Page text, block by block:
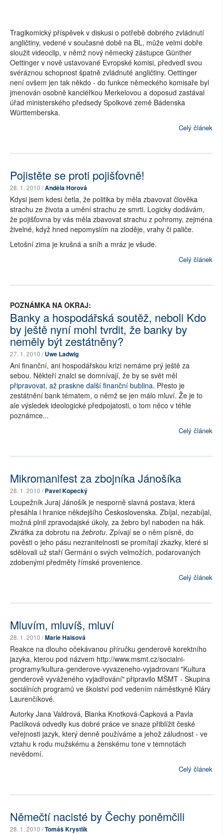
Tragikomický příspěvek v diskusi o potřebě dobrého zvládnutí
angličtiny, vedené v současné době na BL, může velmi dobře
sloužit videoclip, v němž nový německý zástupce Günther
Oettinger v nově ustavované Evropské komisi, předvedl svou
svéráznou schopnost špatně zvládnuté angličtiny. Oettinger
není ovšem jen tak někdo - do funkce německého komisaře byl
jmenován osobně kancléřkou Merkelovou a doposud zastával
úřad ministerského předsedy Spolkové země Bádenska
Württemberska.
Celý článek
Pojistěte se proti pojišťovně!
28. 1. 2010 /Anděla Horová
Kdysi jsem kdesi četla, že politika by měla zbavovat člověka
strachu ze života a umění strachu ze smrti. Logicky dodávám,
že pojišťovna by vás měla zbavovat strachu z pohromy, zejména
živelné, když hned nepomyslím na zloděje, vrahy či paliče.
Letošní zima je krušná a sníh a mráz je všude.
Celý článek
POZNÁMKA NA OKRAJ:
Banky a hospodářská soutěž, neboli Kdo
by ještě nyní mohl tvrdit, že banky by
neměly být zestátněny?
27. 1. 2010 /Uwe Ladwig
Ani finanční, ani hospodářskou krizi nemáme prý ještě za
sebou. Někteří znalci se domnívají, že by se svět měl
připravovat, až praskne další finanční bublina. Přesto je
zestátnění bank tématem, o němž se jen málo mluví. Že je to
ale výsledek ideologické předpojatosti, o tom něco v téhle
poznámce...
Celý článek
Mikromanifest za zbojníka Jánošíka
28. 1. 2010 /Pavel Kopecký
Loupežník Juraj Jánošík je nesporně slavná postava, která
přesáhla i hranice někdejšího Československa. Zbíjal, nezabíjal,
možná plnil zpravodajské úkoly, za žebro byl naboden na hák.
Zkrátka za dobrotu nažebrotu. Zpívají se o něm písně, do
pověsti o jeho pásu nezranitelnosti se promítají zkazky, které si
sdělovali už staří Germáni o svých velmožích, podarovaných
zdobenými předměty římské provenience.
Celý článek
Mluvím, mluvíš, mluví
28. 1. 2010 /Marie Haisová
Reakce na dlouho očekávanou příručku genderově korektního
jazyka, kterou pod názvem http://www.msmt.cz/socialni-
programy/kultura-genderove-vyvazeneho-vyjadrovani "Kultura
genderově vyváženého vyjadřování" připravilo MŠMT - Skupina
sociálních programů ve školství pod vedením náměstkyně Kláry
Laurenčíkové.
Autorky Jana Valdrová, Blanka Knotková-Čapková a Pavla
Paclíková odvedly kus dobré práce ve snaze přiblížit české
veřejnosti jazyk, který denně používáme a jehož záludnost - ve
vztahu k rodu mužskému a ženskému tone v temnotách
nevědomí.
Celý článek
Němečtí nacisté by Čechy poněmčili
28. 1. 2010 /Tomáš Krystlík